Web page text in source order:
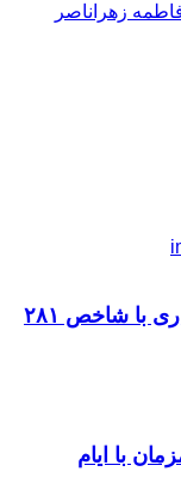
زهرا ناصر
هوای تهران در مزر هشدار بنفش/ شهر ری با شاخص ۲۸۱
با ایام